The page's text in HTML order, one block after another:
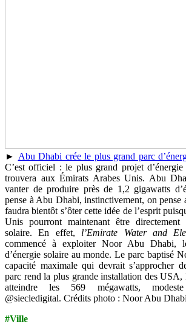
► Abu Dhabi crée le plus grand parc
C’est officiel : le plus grand projet
trouvera aux Émirats Arabes Unis. Abu
vanter de produire près de 1,2 gigawatts
pense à Abu Dhabi, instinctivement, on pense
faudra bientôt s’ôter cette idée de l’esprit
Unis pourront maintenant être directement
solaire. En effet, l’Emirate Water and
commencé à exploiter Noor Abu Dhabi,
d’énergie solaire au monde. Le parc baptisé
capacité maximale qui devrait s’approcher
parc rend la plus grande installation des USA,
atteindre les 569 mégawatts,
@siecledigital. Crédits photo : Noor Abu
#Ville